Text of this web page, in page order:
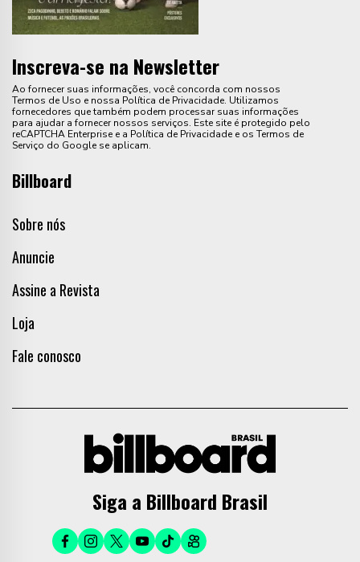
Inscreva-se na Newsletter
Ao fornecer suas informações, você concorda com nossos
Termos de Uso e nossa Política de Privacidade. Utilizamos
fornecedores que também podem processar suas informações
para ajudar a fornecer nossos serviços. Este site é protegido pelo
reCAPTCHA Enterprise e a Política de Privacidade e os Termos de
Serviço do Google se aplicam.
Billboard
Sobre nós
Anuncie
Assine a Revista
Loja
Fale conosco
Siga a Billboard Brasil